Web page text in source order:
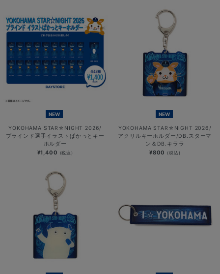
NEW
YOKOHAMA STAR☆NIGHT 2026/
ブラインド選手イラストぱかっとキー
ホルダー
¥1,400 (税込)
NEW
YOKOHAMA STAR☆NIGHT 2026/
アクリルキーホルダー/DB.スターマ
ン＆DB.キララ
¥800 (税込)